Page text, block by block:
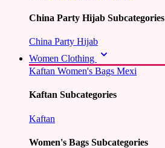
China Party Hijab Subcategories
China Party Hijab
Women Clothing
Kaftan Women's Bags Mexi
Kaftan Subcategories
Kaftan
Women's Bags Subcategories